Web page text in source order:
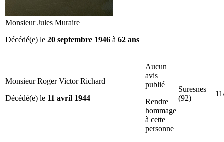
Monsieur Jules Muraire
Décédé(e) le 20 septembre 1946 à 62 ans
Monsieur Roger Victor Richard
Décédé(e) le 11 avril 1944
Aucun
avis
publié
Rendre
hommage
à cette
personne
Suresnes
(92)